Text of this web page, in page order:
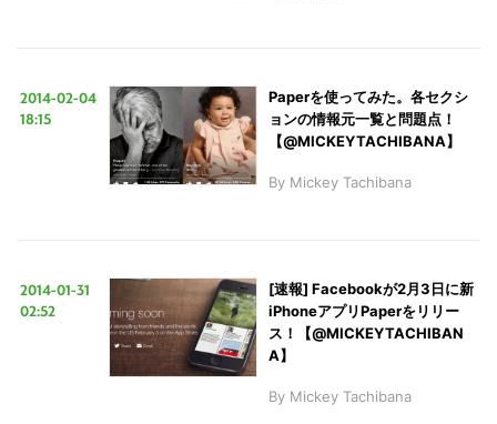
2014-02-04
18:15
Paperを使ってみた。各セクシ
ョンの情報元一覧と問題点！
【@MICKEYTACHIBANA】
By Mickey Tachibana
2014-01-31
02:52
[速報] Facebookが2月3日に新
iPhoneアプリPaperをリリー
ス！【@MICKEYTACHIBAN
A】
By Mickey Tachibana